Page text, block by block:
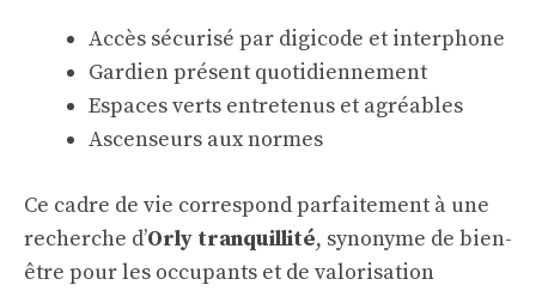
Accès sécurisé par digicode et interphone
Gardien présent quotidiennement
Espaces verts entretenus et agréables
Ascenseurs aux normes
Ce cadre de vie correspond parfaitement à une
recherche d’Orly tranquillité, synonyme de bien-
être pour les occupants et de valorisation